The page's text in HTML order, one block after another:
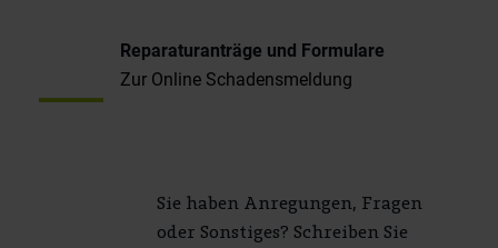
Reparaturanträge und Formulare
Zur Online Schadensmeldung
Sie haben Anregungen, Fragen
oder Sonstiges? Schreiben Sie